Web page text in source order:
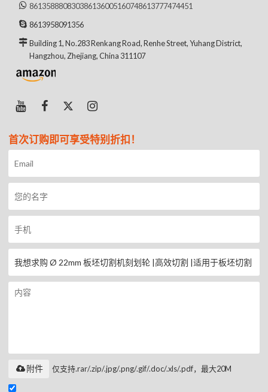
861358880830386136005160748613777474451
8613958091356
Building 1, No.283 Renkang Road, Renhe Street, Yuhang District,
Hangzhou, Zhejiang, China 311107
首次订购即可享受特别折扣！
仅支持.rar/.zip/.jpg/.png/.gif/.doc/.xls/.pdf，最大20M
附件